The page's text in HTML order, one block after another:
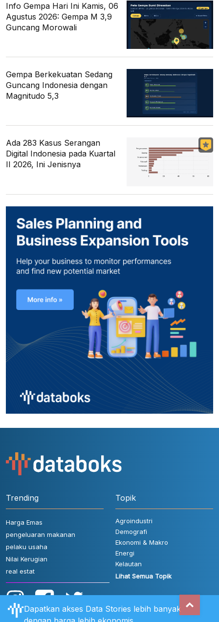
Info Gempa Hari Ini Kamis, 06
Agustus 2026: Gempa M 3,9
Guncang Morowali
Gempa Berkekuatan Sedang
Guncang Indonesia dengan
Magnitudo 5,3
Ada 283 Kasus Serangan
Digital Indonesia pada Kuartal
II 2026, Ini Jenisnya
Trending
Harga Emas
pengeluaran makanan
pelaku usaha
Nilai Kerugian
real estat
Topik
Agroindustri
Demografi
Ekonomi & Makro
Energi
Kelautan
Lihat Semua Topik
Dapatkan akses Data Stories lebih banyak